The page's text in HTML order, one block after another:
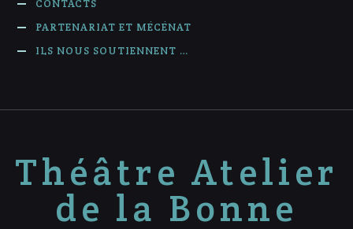
CONTACTS
PARTENARIAT ET MÉCÉNAT
ILS NOUS SOUTIENNENT …
Théâtre Atelier
de la Bonne